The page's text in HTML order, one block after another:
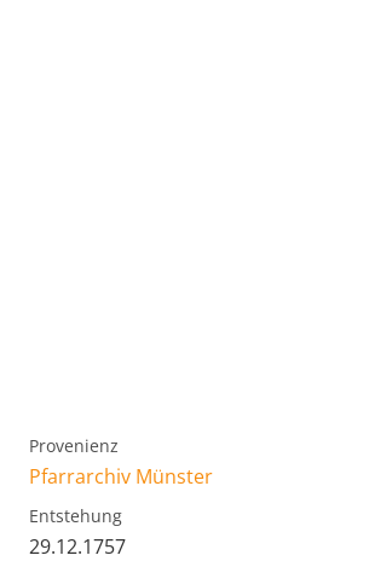
Provenienz
Pfarrarchiv Münster
Entstehung
29.12.1757